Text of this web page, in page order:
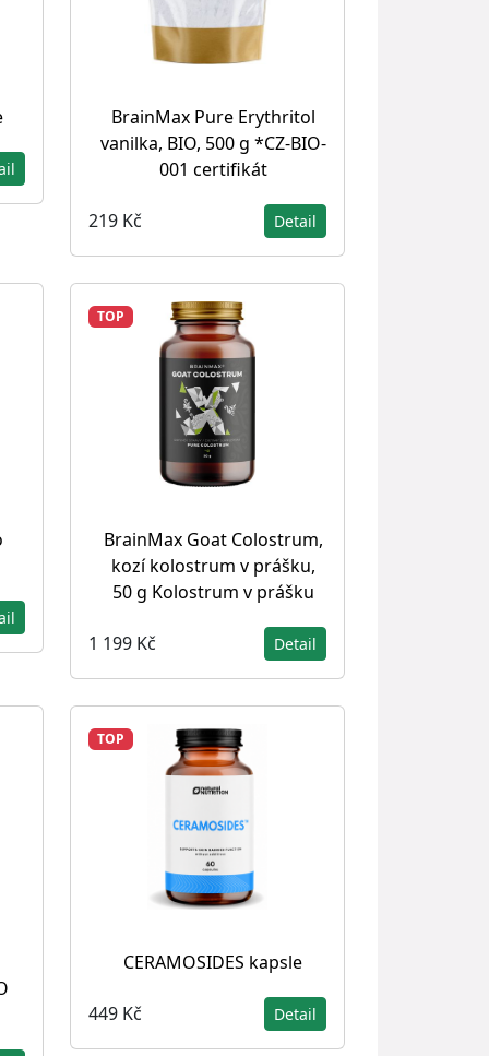
BrainMax Pure Erythritol
vanilka, BIO, 500 g *CZ-BIO-
001 certifikát
219 Kč Detail
TOP
BrainMax Goat Colostrum,
kozí kolostrum v prášku,
50 g Kolostrum v prášku
1 199 Kč Detail
TOP
CERAMOSIDES kapsle
449 Kč Detail